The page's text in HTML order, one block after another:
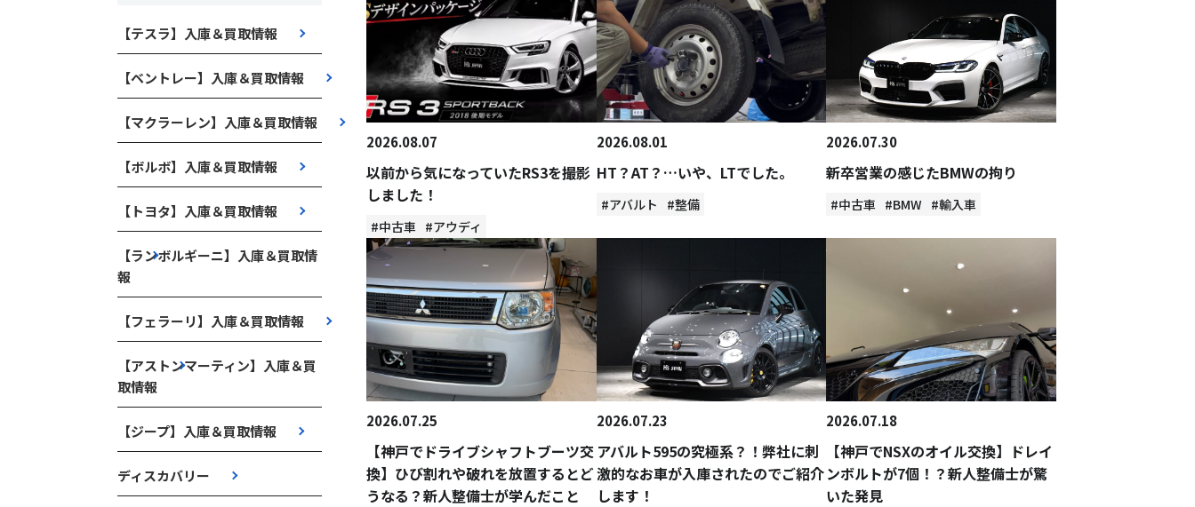
【テスラ】入庫＆買取情報
【ベントレー】入庫＆買取情報
【マクラーレン】入庫＆買取情報
【ボルボ】入庫＆買取情報
【トヨタ】入庫＆買取情報
【ランボルギーニ】入庫＆買取情
報
【フェラーリ】入庫＆買取情報
【アストンマーティン】入庫＆買
取情報
【ジープ】入庫＆買取情報
ディスカバリー
2026.08.07
以前から気になっていたRS3を撮影
しました！
#中古車 #アウディ
2026.08.01
HT？AT？…いや、LTでした。
#アバルト #整備
2026.07.30
新卒営業の感じたBMWの拘り
#中古車 #BMW #輸入車
2026.07.25
【神戸でドライブシャフトブーツ交
換】ひび割れや破れを放置するとど
うなる？新人整備士が学んだこと
2026.07.23
アバルト595の究極系？！弊社に刺
激的なお車が入庫されたのでご紹介
します！
2026.07.18
【神戸でNSXのオイル交換】ドレイ
ンボルトが7個！？新人整備士が驚
いた発見